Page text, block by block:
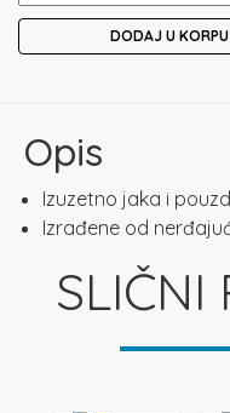
HEAVY
količina
DODAJ U KORPU
Opis
Izuzetno jaka i
Izrađene od
SLIČNI